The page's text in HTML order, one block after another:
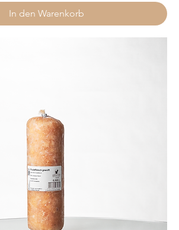
In den Warenkorb